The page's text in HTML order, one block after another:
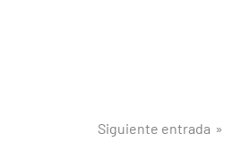
Siguiente entrada